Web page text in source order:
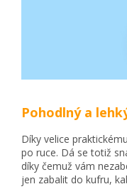
Pohodlný a
Díky velice
po ruce. Dá se totiž
díky čemuž vám
jen zabalit do kufru,